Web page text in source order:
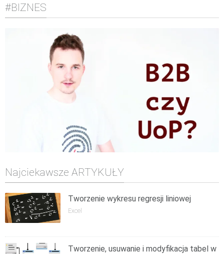
#BIZNES
Najciekawsze ARTYKUŁY
Tworzenie wykresu regresji liniowej
Excel
Tworzenie, usuwanie i modyfikacja tabel w